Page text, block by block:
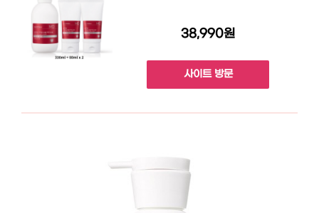
38,990원
사이트 방문